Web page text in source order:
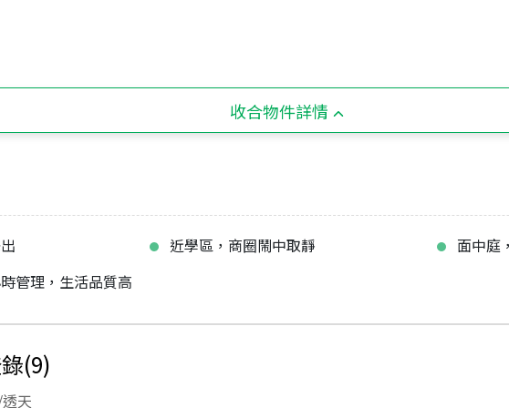
收合物件詳情
近學區，商圈鬧中取靜
面中庭
管理，生活品質高
(9)
天